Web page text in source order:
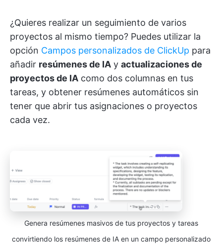
¿Quieres realizar un seguimiento de varios
proyectos al mismo tiempo? Puedes utilizar la
opción Campos personalizados de ClickUp para
añadir resúmenes de IA y actualizaciones de
proyectos de IA como dos columnas en tus
tareas, y obtener resúmenes automáticos sin
tener que abrir tus asignaciones o proyectos
cada vez.
Genera resúmenes masivos de tus proyectos y tareas
convirtiendo los resúmenes de IA en un campo personalizado